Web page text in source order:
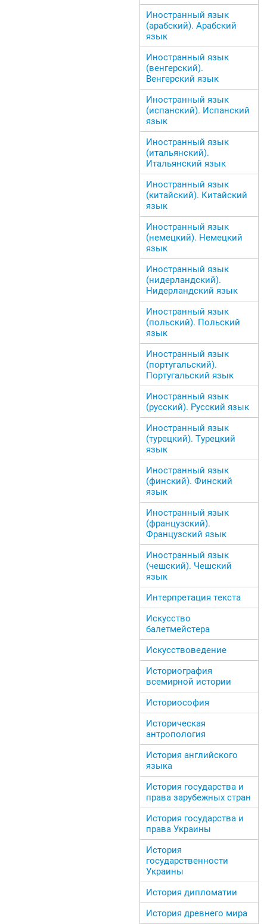
Иностранный язык
(арабский). Арабский
язык
Иностранный язык
(венгерский).
Венгерский язык
Иностранный язык
(испанский). Испанский
язык
Иностранный язык
(итальянский).
Итальянский язык
Иностранный язык
(китайский). Китайский
язык
Иностранный язык
(немецкий). Немецкий
язык
Иностранный язык
(нидерландский).
Нидерландский язык
Иностранный язык
(польский). Польский
язык
Иностранный язык
(португальский).
Португальский язык
Иностранный язык
(русский). Русский язык
Иностранный язык
(турецкий). Турецкий
язык
Иностранный язык
(финский). Финский
язык
Иностранный язык
(французский).
Французский язык
Иностранный язык
(чешский). Чешский
язык
Интерпретация текста
Искусство
балетмейстера
Искусствоведение
Историография
всемирной истории
Историософия
Историческая
антропология
История английского
языка
История государства и
права зарубежных стран
История государства и
права Украины
История
государственности
Украины
История дипломатии
История древнего мира